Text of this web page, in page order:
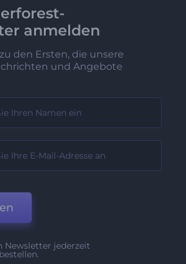
anmelden
den Ersten, die unsere
und Angebote
Newsletter jederzeit